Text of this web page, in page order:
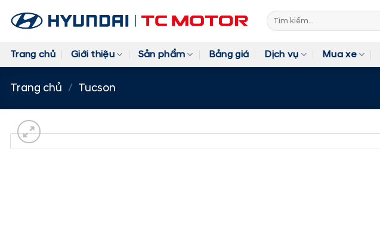
Tìm
kiếm:
Trang chủ Giới thiệu Sản phẩm Bảng giá Dịch vụ Mua xe
Trang chủ / Tucson